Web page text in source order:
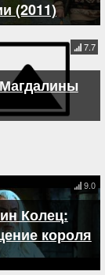
(2011)
7.7
Колец:
короля
9.0